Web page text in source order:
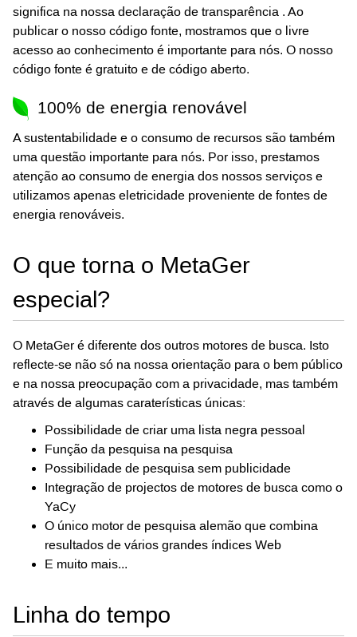
significa na nossa declaração de transparência . Ao
publicar o nosso código fonte, mostramos que o livre
acesso ao conhecimento é importante para nós. O nosso
código fonte é gratuito e de código aberto.
100% de energia renovável
A sustentabilidade e o consumo de recursos são também
uma questão importante para nós. Por isso, prestamos
atenção ao consumo de energia dos nossos serviços e
utilizamos apenas eletricidade proveniente de fontes de
energia renováveis.
O que torna o MetaGer
especial?
O MetaGer é diferente dos outros motores de busca. Isto
reflecte-se não só na nossa orientação para o bem público
e na nossa preocupação com a privacidade, mas também
através de algumas caraterísticas únicas:
Possibilidade de criar uma lista negra pessoal
Função da pesquisa na pesquisa
Possibilidade de pesquisa sem publicidade
Integração de projectos de motores de busca como o
YaCy
O único motor de pesquisa alemão que combina
resultados de vários grandes índices Web
E muito mais...
Linha do tempo